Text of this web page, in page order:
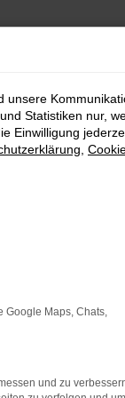
in einem
nicht mehr
unsere
Statistiken nur,
Einwilligung
Google Maps, Chats,
und zu